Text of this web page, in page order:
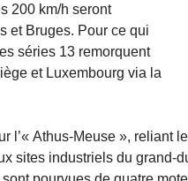
200 km/h seront
et Bruges. Pour ce qui
séries 13 remorquent
et Luxembourg via la
l’« Athus-Meuse », reliant
sites industriels du grand-